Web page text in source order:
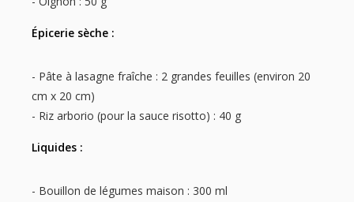
Épicerie sèche :
- Pâte à lasagne fraîche : 2 grandes feuilles (environ 20
cm x 20 cm)
- Riz arborio (pour la sauce risotto) : 40 g
Liquides :
- Bouillon de légumes maison : 300 ml